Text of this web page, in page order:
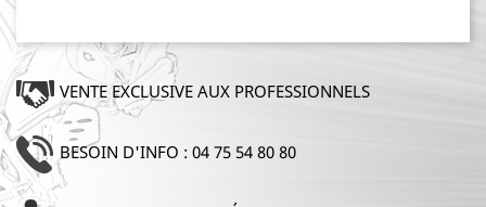
VENTE EXCLUSIVE AUX PROFESSIONNELS
BESOIN D'INFO : 04 75 54 80 80